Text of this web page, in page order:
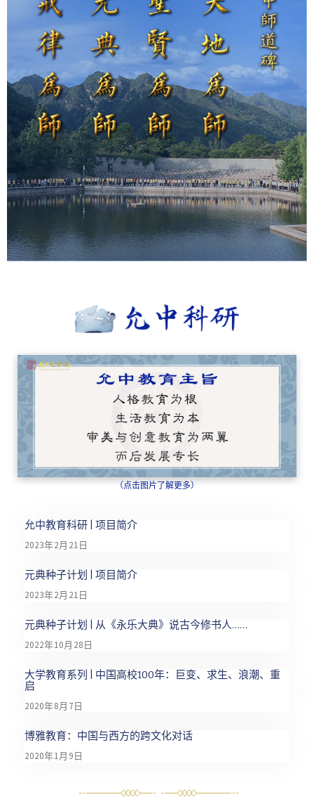
（点击图片了解更多）
允中教育科研 | 项目简介
2023年2月21日
元典种子计划 | 项目简介
2023年2月21日
元典种子计划 | 从《永乐大典》说古今修书人……
2022年10月28日
大学教育系列 | 中国高校100年：巨变、求生、浪潮、重
启
2020年8月7日
博雅教育：中国与西方的跨文化对话
2020年1月9日